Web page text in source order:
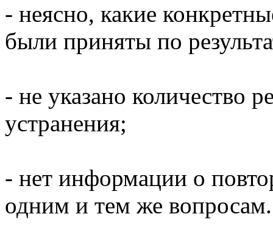
- неясно, какие
были приняты по
- не указано количество
устранения;
- нет информации о
одним и тем же вопросам.